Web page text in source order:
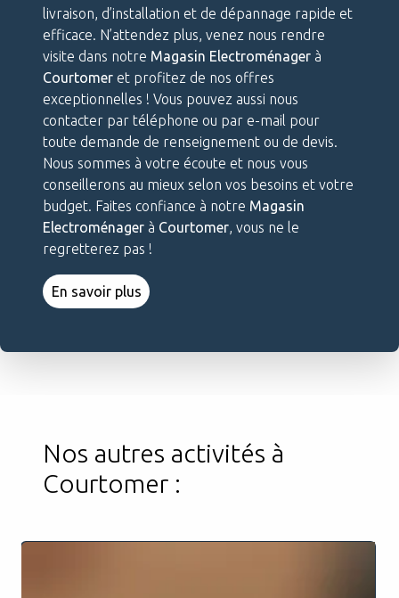
livraison, d’installation et de dépannage rapide et
efficace. N’attendez plus, venez nous rendre
visite dans notre Magasin Electroménager à
Courtomer et profitez de nos offres
exceptionnelles ! Vous pouvez aussi nous
contacter par téléphone ou par e-mail pour
toute demande de renseignement ou de devis.
Nous sommes à votre écoute et nous vous
conseillerons au mieux selon vos besoins et votre
budget. Faites confiance à notre Magasin
Electroménager à Courtomer, vous ne le
regretterez pas !
En savoir plus
Nos autres activités à
Courtomer :